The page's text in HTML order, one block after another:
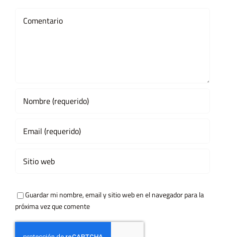
Guardar mi nombre, email y sitio web en el navegador para la
próxima vez que comente